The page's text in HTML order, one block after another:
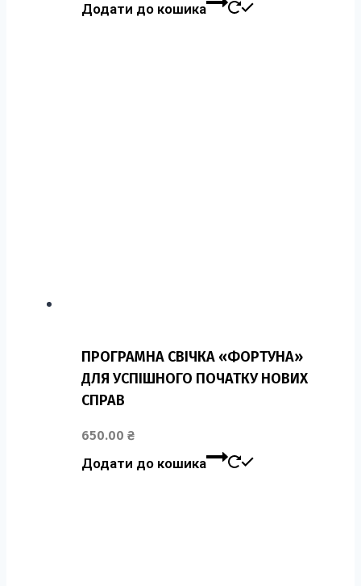
Додати до кошика
ПРОГРАМНА СВІЧКА «ФОРТУНА»
ДЛЯ УСПІШНОГО ПОЧАТКУ НОВИХ
СПРАВ
650.00 ₴
Додати до кошика